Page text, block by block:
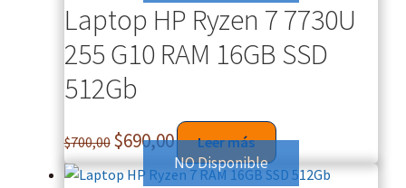
Laptop HP Ryzen 7 7730U
255 G10 RAM 16GB SSD
512Gb
$700,00 $690,00 Leer más
NO Disponible